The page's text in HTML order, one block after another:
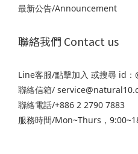
最新公告/Announcement
聯絡我們 Contact us
Line客服/點擊加入 或搜尋 id
聯絡信箱/
聯絡電話/+886 2 2790 7883
服務時間/Mon~Thurs，